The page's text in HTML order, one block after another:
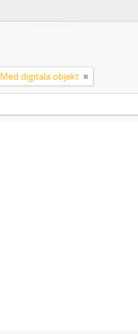
Med digitala objekt